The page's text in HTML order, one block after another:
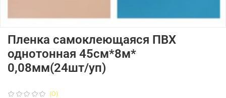
(0)
Пленка самоклеющаяся ПВХ
однотонная 45см*8м*
0,08мм(24шт/уп)